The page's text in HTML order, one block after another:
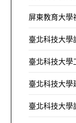
屏東教育大學
臺北科技大學
臺北科技大學
臺北科技大學
臺北科技大學